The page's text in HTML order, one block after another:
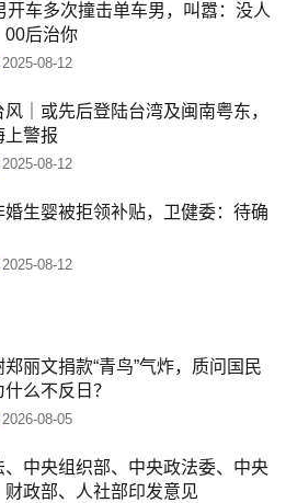
开车多次撞击单车男，叫嚣：没人
00后治你
2025-08-12
风｜或先后登陆台湾及闽南粤东，
上警报
2025-08-12
婚生婴被拒领补贴，卫健委：待确
2025-08-12
郑丽文捐款“青鸟”气炸，质问国民
么不反日？
2026-08-05
、中央组织部、中央政法委、中央
财政部、人社部印发意见